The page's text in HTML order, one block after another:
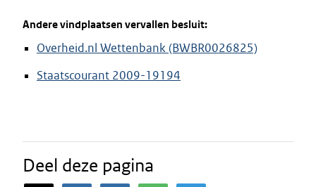
Andere vindplaatsen vervallen besluit:
Overheid.nl Wettenbank (BWBR0026825)
Staatscourant 2009-19194
Deel deze pagina